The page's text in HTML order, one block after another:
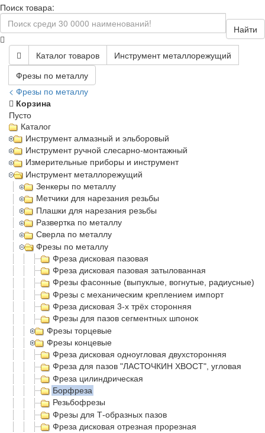
Поиск товара:
Найти
Каталог товаров
Инструмент металлорежущий
Фрезы по металлу
< Фрезы по металлу
Корзина
Пусто
Каталог
Инструмент алмазный и эльборовый
Инструмент ручной слесарно-монтажный
Измерительные приборы и инструмент
Инструмент металлорежущий
Зенкеры по металлу
Метчики для нарезания резьбы
Плашки для нарезания резьбы
Развертка по металлу
Сверла по металлу
Фрезы по металлу
Фреза дисковая пазовая
Фреза дисковая пазовая затылованная
Фрезы фасонные (выпуклые, вогнутые, радиусные)
Фрезы с механическим креплением импорт
Фреза дисковая 3-х трёх сторонняя
Фрезы для пазов сегментных шпонок
Фрезы торцевые
Фрезы концевые
Фреза дисковая одноугловая двухсторонняя
Фреза для пазов "ЛАСТОЧКИН ХВОСТ", угловая
Фреза цилиндрическая
Борфреза
Резьбофрезы
Фрезы для Т-образных пазов
Фреза дисковая отрезная прорезная